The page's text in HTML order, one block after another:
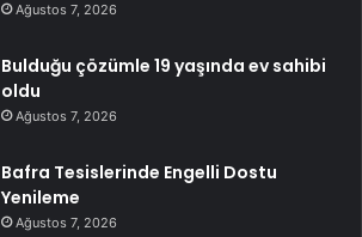
Ağustos 7, 2026
Bulduğu çözümle 19 yaşında ev sahibi
oldu
Ağustos 7, 2026
Bafra Tesislerinde Engelli Dostu
Yenileme
Ağustos 7, 2026